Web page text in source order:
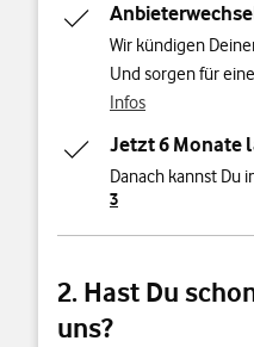
Wir kündigen
Und sorgen für
Infos
Jetzt 6 Monate
Danach kannst Du
3
2. Hast Du
uns?